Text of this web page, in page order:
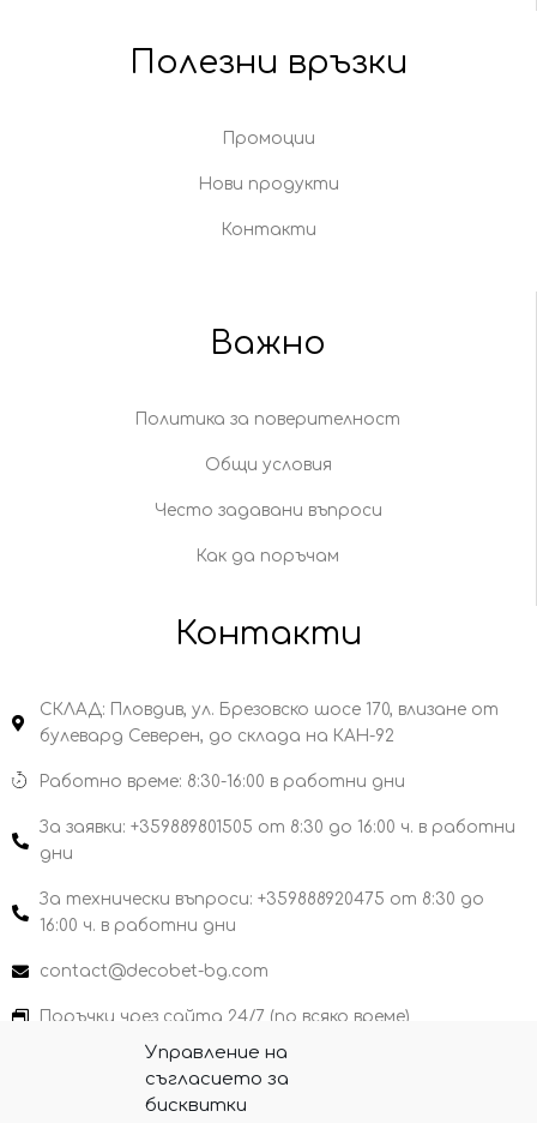
Управление на
съгласието за
бисквитки
Полезни връзки
Промоции
Нови продукти
Контакти
Важно
Политика за поверителност
Общи условия
Често задавани въпроси
Как да поръчам
Контакти
СКЛАД: Пловдив, ул. Брезовско шосе 170, влизане от
булевард Северен, до склада на КАН-92
Работно време: 8:30-16:00 в работни дни
За заявки: +359889801505 от 8:30 до 16:00 ч. в работни
дни
За технически въпроси: +359888920475 от 8:30 до
16:00 ч. в работни дни
contact@decobet-bg.com
Поръчки чрез сайта 24/7 (по всяко време)